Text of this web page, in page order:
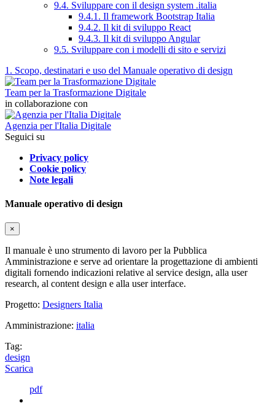
9.4. Sviluppare con il design system .italia
9.4.1. Il framework Bootstrap Italia
9.4.2. Il kit di sviluppo React
9.4.3. Il kit di sviluppo Angular
9.5. Sviluppare con i modelli di sito e servizi
1. Scopo, destinatari e uso del Manuale operativo di design
Team per la Trasformazione Digitale
in collaborazione con
Agenzia per l'Italia Digitale
Seguici su
Privacy policy
Cookie policy
Note legali
Manuale operativo di design
×
Il manuale è uno strumento di lavoro per la Pubblica
Amministrazione e serve ad orientare la progettazione di ambienti
digitali fornendo indicazioni relative al service design, alla user
research, al content design e alla user interface.
Progetto: Designers Italia
Amministrazione: italia
Tag:
design
Scarica
pdf